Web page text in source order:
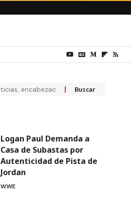
Logan Paul Demanda a
Casa de Subastas por
Autenticidad de Pista de
Jordan
WWE